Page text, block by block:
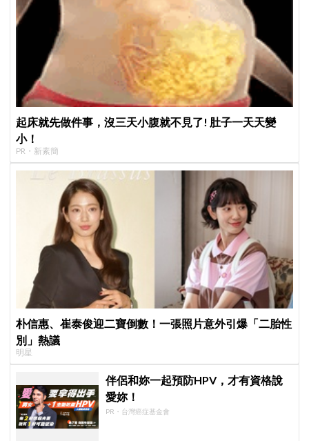
起床就先做件事，沒三天小腹就不見了! 肚子一天天變
小！
PR・新素簡
朴信惠、崔泰俊迎二寶倒數！一張照片意外引爆「二胎性
別」熱議
明星
伴侶和妳一起預防HPV，才有資格說
愛妳！
PR・台灣癌症基金會